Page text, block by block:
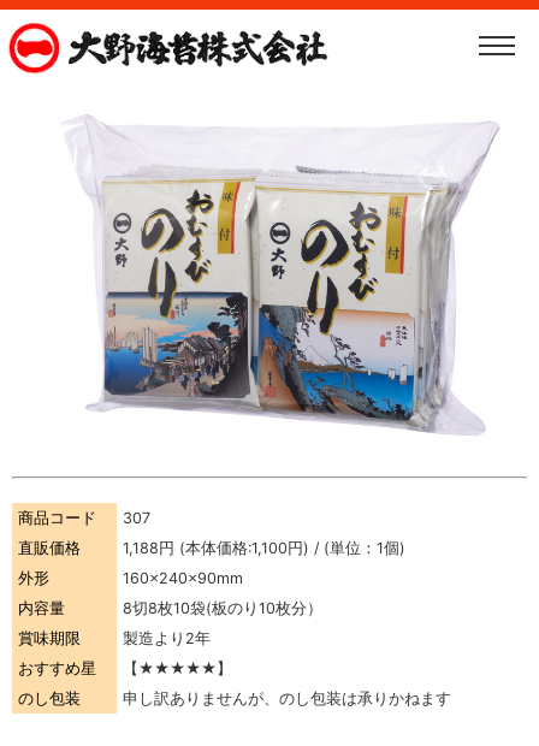
商品コード
307
直販価格
1,188円 (本体価格:1,100円) / (単位：1個)
外形
160×240×90mm
内容量
8切8枚10袋(板のり10枚分）
賞味期限
製造より2年
おすすめ星
【★★★★★】
のし包装
申し訳ありませんが、のし包装は承りかねます